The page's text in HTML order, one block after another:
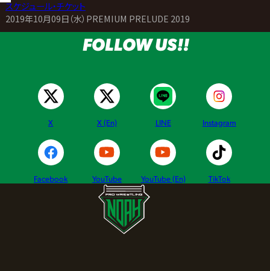
>スケジュール・チケット
2019年10月09日（水）PREMIUM PRELUDE 2019
FOLLOW US!!
X X (En) LINE Instagram
Facebook YouTube YouTube (En) TikTok